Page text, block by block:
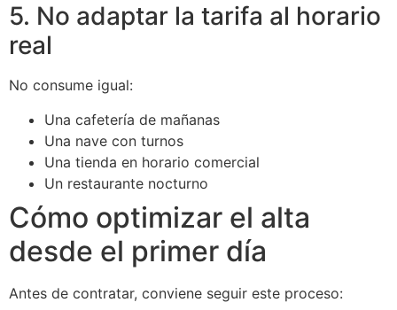
5. No adaptar la tarifa al horario
real
No consume igual:
Una cafetería de mañanas
Una nave con turnos
Una tienda en horario comercial
Un restaurante nocturno
Cómo optimizar el alta
desde el primer día
Antes de contratar, conviene seguir este proceso: